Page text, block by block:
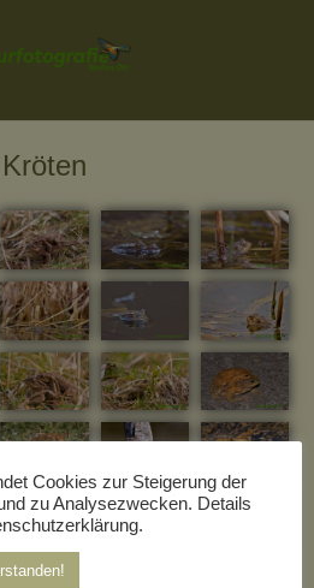
Kröten
Cookies zur Steigerung der
zu Analysezwecken. Details